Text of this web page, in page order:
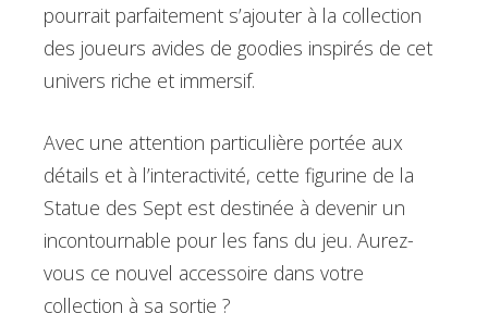
pourrait parfaitement s’ajouter à la collection
des joueurs avides de goodies inspirés de cet
univers riche et immersif.
Avec une attention particulière portée aux
détails et à l’interactivité, cette figurine de la
Statue des Sept est destinée à devenir un
incontournable pour les fans du jeu. Aurez-
vous ce nouvel accessoire dans votre
collection à sa sortie ?